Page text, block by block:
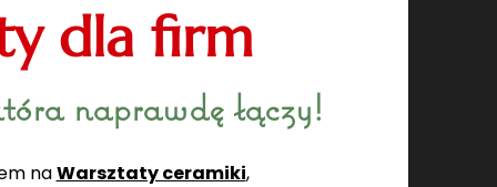
dla firm
naprawdę łączy!
na​​​Warsztaty ceramiki,